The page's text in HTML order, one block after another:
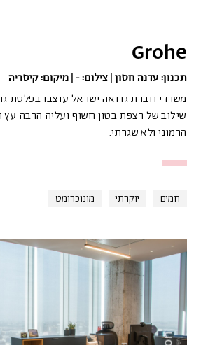
*יש להזין את המספר הטלפון הנייד שלך ונשלח
משתמש חדש/
Grohe
תכנון: עדנה חסון | צילום: - | מיקום: קיסריה
משרדי חברת גרואה ישראל עוצבו בפלטת
שילוב של רצפת בטון חשוף ועליה הרבה עץ
הרמוני ולא שגרתי.
חמים יוקרתי מונוכרומט